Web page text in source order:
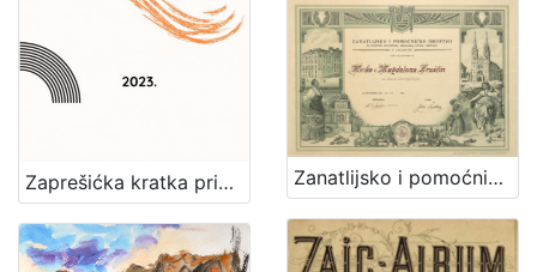
Zaprešićka kratka priča 2023. : nagrađene i pohvaljene priče Zanatlijsko i pomoćničko društvo za podporu bolestnika, nemoćnika, udova i siročadi : [povelja]